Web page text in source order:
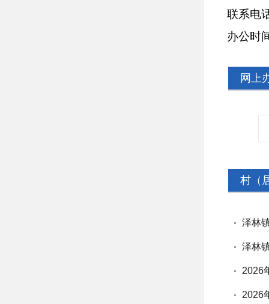
联系电话
办公时
网上
村（
泽林
泽林
2026
2026